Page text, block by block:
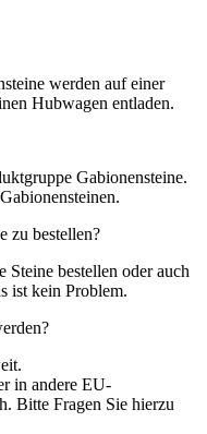
werden auf einer
Hubwagen entladen.
Gabionensteine.
zu bestellen?
bestellen oder auch
ist kein Problem.
in andere EU-
Bitte Fragen Sie hierzu